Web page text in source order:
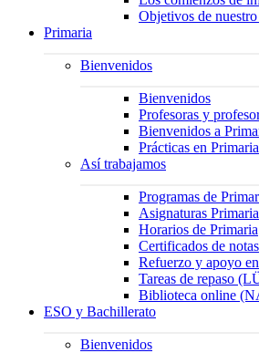
Objetivos de
Primaria
Bienvenidos
Bienvenidos
Profesoras y
Bienvenidos a
Prácticas en Primaria
Así trabajamos
Programas de
Asignaturas Primaria
Horarios de Primaria
Certificados de notas
Refuerzo y apoyo
Tareas de repaso
Biblioteca online
ESO y Bachillerato
Bienvenidos